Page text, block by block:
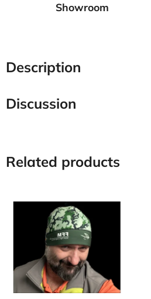
Showroom
Description
Discussion
Related products